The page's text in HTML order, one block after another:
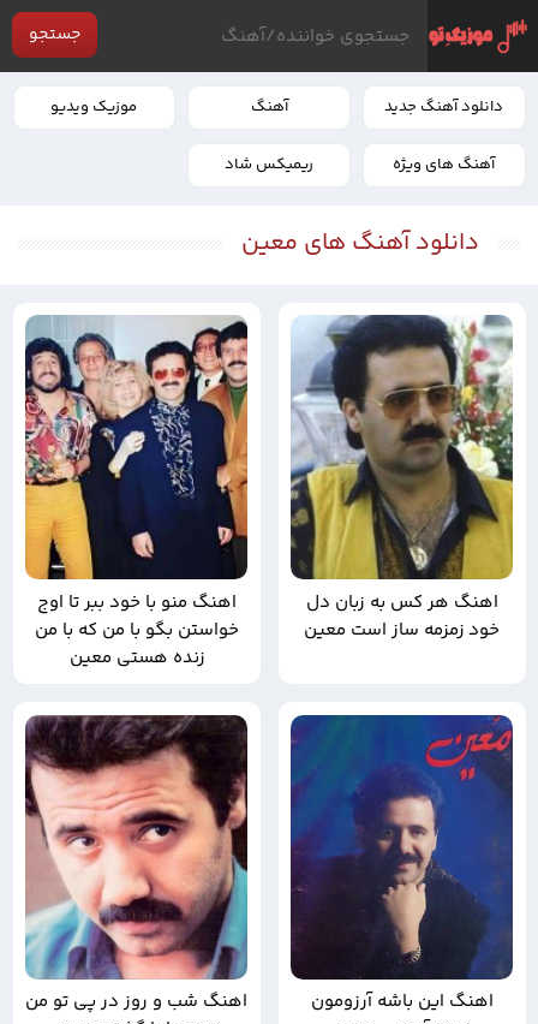
جستجو
دانلود آهنگ جدید آهنگ موزیک ویدیو
آهنگ های ویژه ریمیکس شاد
دانلود آهنگ های معین
اهنگ هر کس به زبان دل
خود زمزمه ساز است معین
اهنگ منو با خود ببر تا اوج
خواستن بگو با من که با من
زنده هستی معین
اهنگ این باشه آرزومون
اهنگ شب و روز در پی تو من